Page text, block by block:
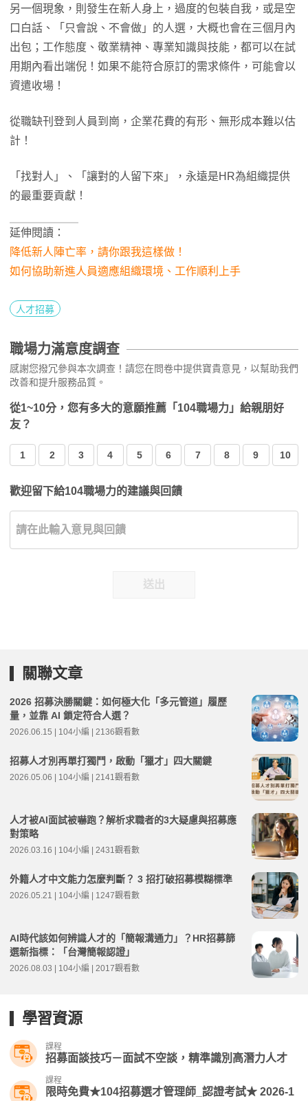
另一個現象，則發生在新人身上，過度的包裝自我，或是空
口白話、「只會說、不會做」的人選，大概也會在三個月內
出包；工作態度、敬業精神、專業知識與技能，都可以在試
用期內看出端倪！如果不能符合原訂的需求條件，可能會以
資遣收場！
從職缺刊登到人員到崗，企業花費的有形、無形成本難以估
計！
「找對人」、「讓對的人留下來」，永遠是HR為組織提供
的最重要貢獻！
延伸閱讀：
降低新人陣亡率，請你跟我這樣做！
如何協助新進人員適應組織環境、工作順利上手
人才招募
職場力滿意度調查
感謝您撥冗參與本次調查！請您在問卷中提供寶貴意見，以幫助我們
改善和提升服務品質。
從1~10分，您有多大的意願推薦「104職場力」給親朋好
友？
1 2 3 4 5 6 7 8 9 10
歡迎留下給104職場力的建議與回饋
送出
關聯文章
2026 招募決勝關鍵：如何極大化「多元管道」履歷
量，並靠 AI 鎖定符合人選？
2026.06.15 | 104小編 | 2136觀看數
招募人才別再單打獨鬥，啟動「獵才」四大關鍵
2026.05.06 | 104小編 | 2141觀看數
人才被AI面試被嚇跑？解析求職者的3大疑慮與招募應
對策略
2026.03.16 | 104小編 | 2431觀看數
外籍人才中文能力怎麼判斷？ 3 招打破招募模糊標準
2026.05.21 | 104小編 | 1247觀看數
AI時代該如何辨識人才的「簡報溝通力」？HR招募篩
選新指標：「台灣簡報認證」
2026.08.03 | 104小編 | 2017觀看數
學習資源
課程
招募面談技巧－面試不空談，精準識別高潛力人才
課程
限時免費★104招募選才管理師_認證考試★ 2026-1